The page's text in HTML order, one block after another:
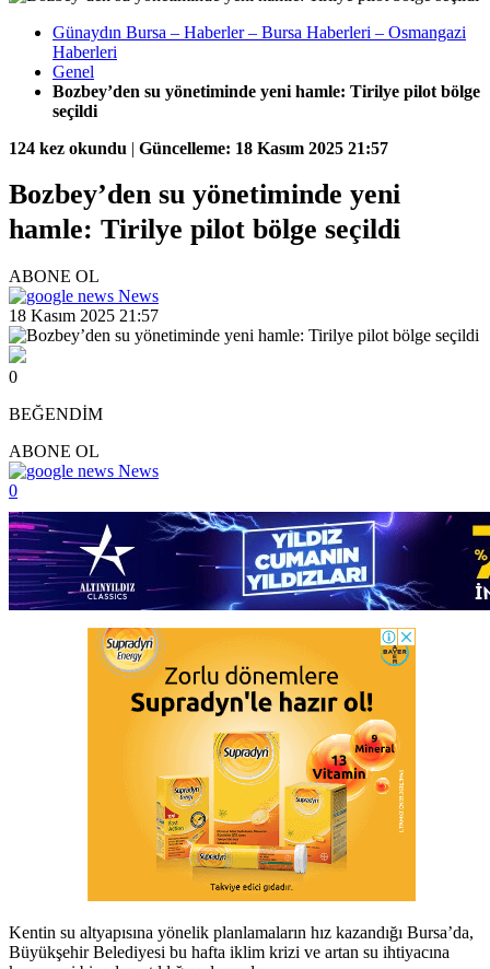
Günaydın Bursa – Haberler – Bursa Haberleri – Osmangazi
Haberleri
Genel
Bozbey’den su yönetiminde yeni hamle: Tirilye pilot bölge
seçildi
124 kez okundu | Güncelleme: 18 Kasım 2025 21:57
Bozbey’den su yönetiminde yeni
hamle: Tirilye pilot bölge seçildi
ABONE OL
News
18 Kasım 2025 21:57
0
BEĞENDİM
ABONE OL
News
0
Kentin su altyapısına yönelik planlamaların hız kazandığı Bursa’da,
Büyükşehir Belediyesi bu hafta iklim krizi ve artan su ihtiyacına